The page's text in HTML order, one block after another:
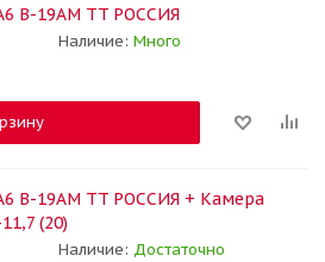
В-19АМ TT РОССИЯ
Наличие: Много
В-19АМ TT РОССИЯ + Камера
(20)
Наличие: Достаточно